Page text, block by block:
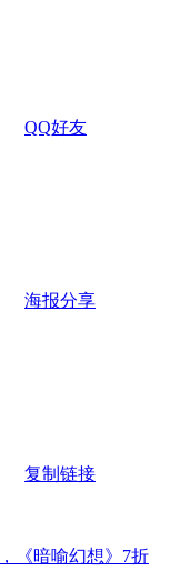
QQ好友
海报分享
复制链接
《暗喻幻想》7折